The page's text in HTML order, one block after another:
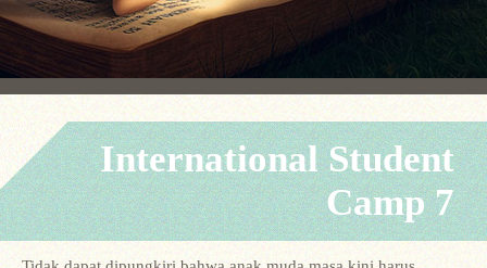
International Student
Camp 7